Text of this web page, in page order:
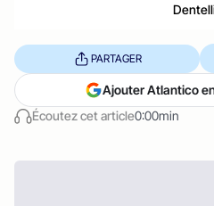
Écoutez cet article0:00min
PARTAGER
Ajouter Atlantico